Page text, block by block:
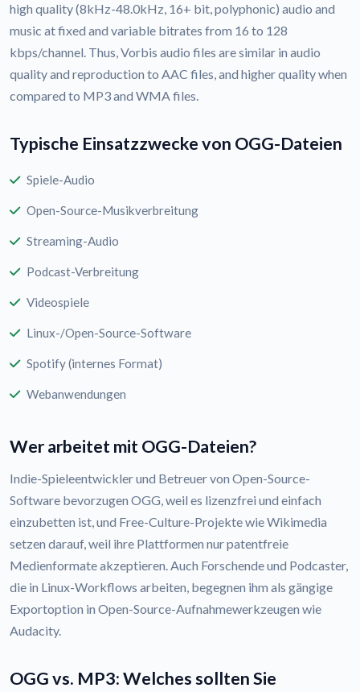
high quality (8kHz-48.0kHz, 16+ bit, polyphonic) audio and
music at fixed and variable bitrates from 16 to 128
kbps/channel. Thus, Vorbis audio files are similar in audio
quality and reproduction to AAC files, and higher quality when
compared to MP3 and WMA files.
Typische Einsatzzwecke von OGG-Dateien
Spiele-Audio
Open-Source-Musikverbreitung
Streaming-Audio
Podcast-Verbreitung
Videospiele
Linux-/Open-Source-Software
Spotify (internes Format)
Webanwendungen
Wer arbeitet mit OGG-Dateien?
Indie-Spieleentwickler und Betreuer von Open-Source-
Software bevorzugen OGG, weil es lizenzfrei und einfach
einzubetten ist, und Free-Culture-Projekte wie Wikimedia
setzen darauf, weil ihre Plattformen nur patentfreie
Medienformate akzeptieren. Auch Forschende und Podcaster,
die in Linux-Workflows arbeiten, begegnen ihm als gängige
Exportoption in Open-Source-Aufnahmewerkzeugen wie
Audacity.
OGG vs. MP3: Welches sollten Sie